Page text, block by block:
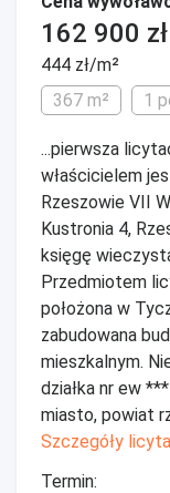
162 900 zł
444 zł/m²
367 m²
1
...pierwsza
właścicielem
Rzeszowie VII
Kustronia 4,
księgę
Przedmiotem
położona w
zabudowana
mieszkalnym.
działka nr ew
miasto, powiat
Szczegóły
Termin: